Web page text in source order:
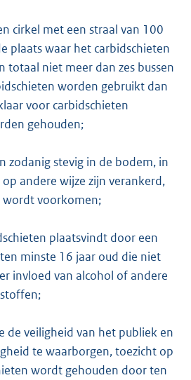
cirkel met een straal van 100
plaats waar het carbidschieten
totaal niet meer dan zes bussen
worden gebruikt dan
voor carbidschieten
gehouden;
zodanig stevig in de bodem, in
andere wijze zijn verankerd,
wordt voorkomen;
plaatsvindt door een
minste 16 jaar oud die niet
invloed van alcohol of andere
de veiligheid van het publiek en
te waarborgen, toezicht op
wordt gehouden door ten